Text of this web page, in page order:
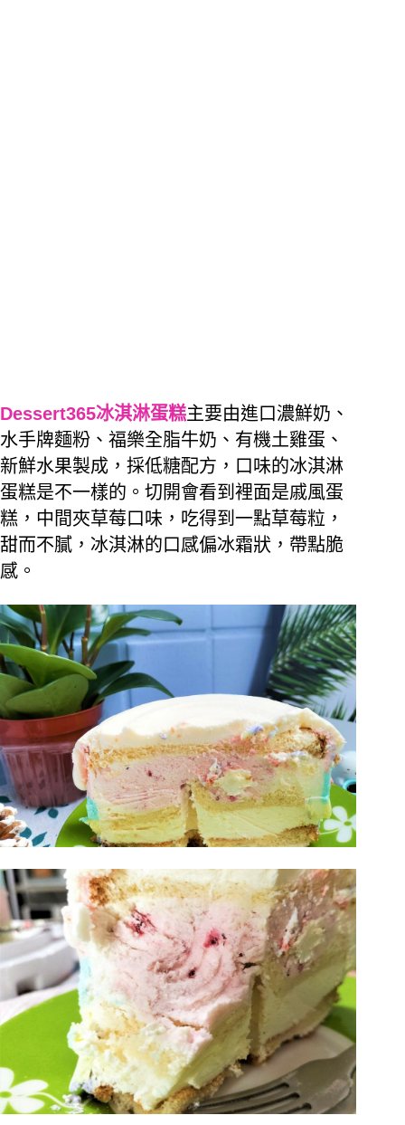
Dessert365冰淇淋蛋糕主要由進 口濃鮮奶、
水手牌麵粉、福樂全脂牛奶、有機土雞蛋、
新鮮水果製成，採低糖配方，口味的冰淇淋
蛋糕是不一樣的。 切開會看到裡面是戚風蛋
糕，中間夾草莓口味，吃得到一點草莓粒，
甜而不膩，冰淇淋的口感偏冰霜狀，帶點脆
感。